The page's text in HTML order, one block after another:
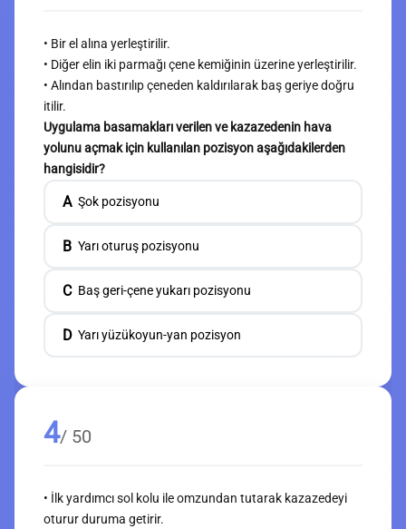
• Bir el alına yerleştirilir.
• Diğer elin iki parmağı çene kemiğinin üzerine yerleştirilir.
• Alından bastırılıp çeneden kaldırılarak baş geriye doğru
itilir.
Uygulama basamakları verilen ve kazazedenin hava
yolunu açmak için kullanılan pozisyon aşağıdakilerden
hangisidir?
A Şok pozisyonu
B Yarı oturuş pozisyonu
C Baş geri-çene yukarı pozisyonu
D Yarı yüzükoyun-yan pozisyon
4/ 50
• İlk yardımcı sol kolu ile omzundan tutarak kazazedeyi
oturur duruma getirir.